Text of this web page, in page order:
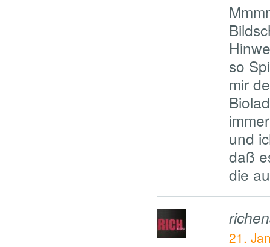
so
mir
und
daß
die
21.